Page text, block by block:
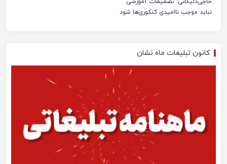
حاجی‌دلیگانی: تصمیمات آموزشی
نباید موجب ناامیدی کنکوری‌ها شود
کانون تبلیغات ماه نشان